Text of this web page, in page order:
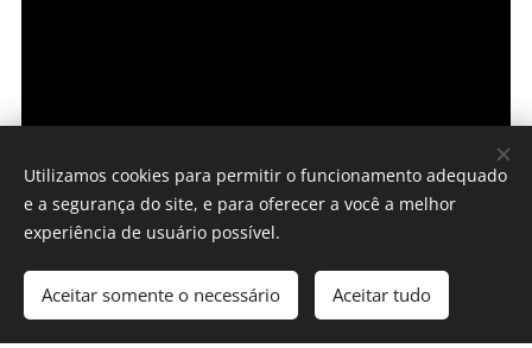
Utilizamos cookies para permitir o funcionamento adequado
e a segurança do site, e para oferecer a você a melhor
experiência de usuário possível.
Aceitar somente o necessário Aceitar tudo